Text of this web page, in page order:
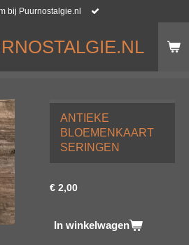
bij Puurnostalgie.nl
ANTIEKE
BLOEMENKAART
SERINGEN
€ 2,00
In winkelwagen